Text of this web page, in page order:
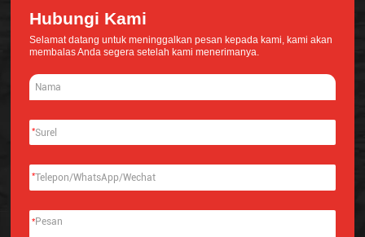
Hubungi Kami
Selamat datang untuk meninggalkan pesan kepada kami, kami akan
membalas Anda segera setelah kami menerimanya.
*
*
*